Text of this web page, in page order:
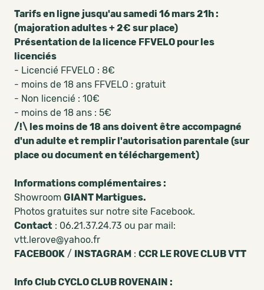
Tarifs en ligne jusqu'au samedi 16 mars 21h :
(majoration adultes + 2€ sur place)
Présentation de la licence FFVELO pour les
licenciés
- Licencié FFVELO : 8€
- moins de 18 ans FFVELO : gratuit
- Non licencié : 10€
- moins de 18 ans : 5€
/!\ les moins de 18 ans doivent être accompagné
d'un adulte et remplir l'autorisation parentale (sur
place ou document en téléchargement)
Informations complémentaires :
Showroom GIANT Martigues.
Photos gratuites sur notre site Facebook.
Contact : 06.21.37.24.73 ou par mail:
vtt.lerove@yahoo.fr
FACEBOOK / INSTAGRAM : CCR LE ROVE CLUB VTT
Info Club CYCLO CLUB ROVENAIN :